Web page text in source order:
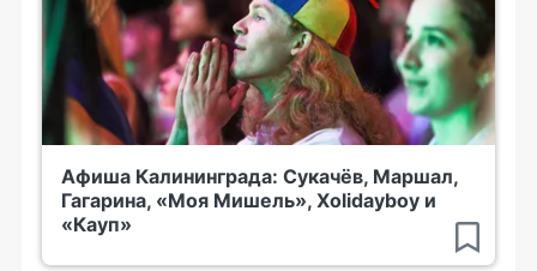
Афиша Калининграда: Сукачёв, Маршал,
Гагарина, «Моя Мишель», Xolidayboy и
«Кауп»